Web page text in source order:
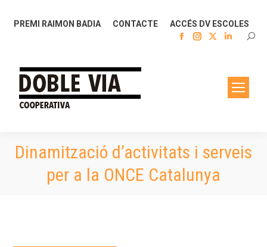
PREMI RAIMON BADIA CONTACTE ACCÉS DV ESCOLES
Facebook
Instagram
window
new
window
Linkedin
in
new
window
Dinamització d’activitats i serveis
per a la ONCE Catalunya